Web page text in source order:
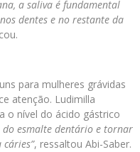
a saliva é fundamental
dentes e no restante da
para mulheres grávidas
atenção. Ludimilla
o nível do ácido gástrico
do esmalte dentário e tornar
cáries”, ressaltou Abi-Saber.